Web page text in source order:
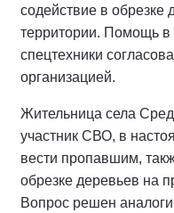
содействие в обрезке
территории. Помощь в
спецтехники
организацией.
Жительница села
участник СВО, в
вести пропавшим,
обрезке деревьев на
Вопрос решен